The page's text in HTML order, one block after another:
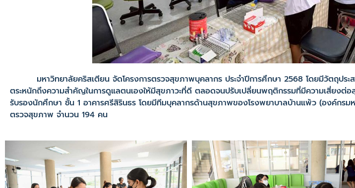
มหาวิทยาลัยคริสเตียน จัดโครงการตรวจสุขภาพบุคลากร ประจำปีการศึกษา 2568 โดยมีวัตถุประส
ตระหนักถึงความสำคัญในการดูแลตนเองให้มีสุขภาวะที่ดี ตลอดจนปรับเปลี่ยนพฤติกรรมที่มีความเสี่ย
รับรองนักศึกษา ชั้น 1 อาคารศรีสิรินธร โดยมีทีมบุคลากรด้านสุขภาพของโรงพยาบาลบ้านแพ้ว (องค์กรมห
ตรวจสุขภาพ จำนวน 194 คน